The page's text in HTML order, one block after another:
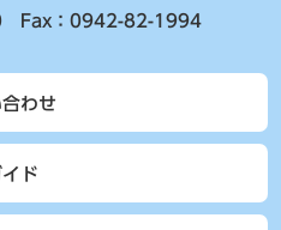
Fax：0942-82-1994
わせ
ド